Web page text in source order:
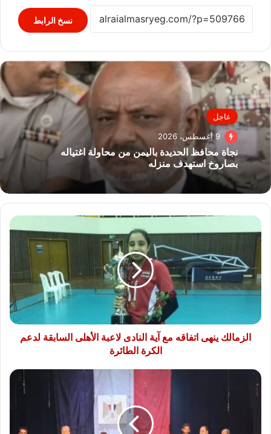
نسخ الرابط
عاجل
9 أغسطس، 2026
نجاة محافظ الحديدة باليمن من محاولة اغتياله
بصاروخ استهدف منزله
الزمالك
ينهى
اتفاقه
آية
النادى
لاعبة
السابقة
لدعمالزمالك ينهى اتفاقه مع آية النادى لاعبة الأهلى السابقة لدعم
الكرة الطائرة
مجلة
حواء